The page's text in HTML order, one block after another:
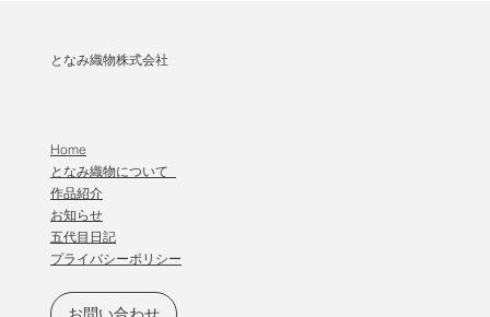
となみ織物株式会社
Home
となみ織物について
作品紹介
​お知らせ
五代目日記
プライバシーポリシー